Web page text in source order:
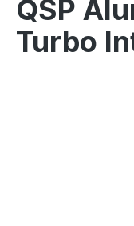
QSP
Turbo